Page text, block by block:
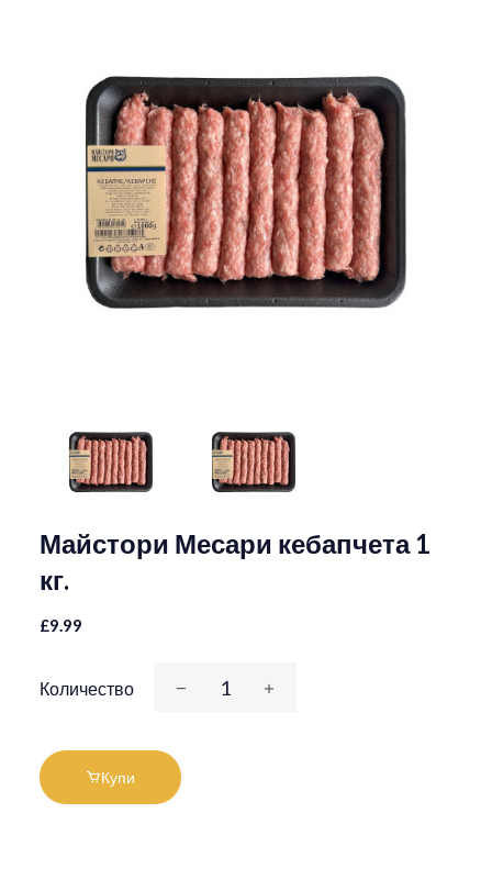
Майстори Месари кебапчета 1
кг.
£9.99
Количество
Купи